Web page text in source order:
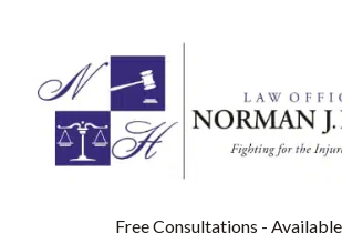
Free Consultations -